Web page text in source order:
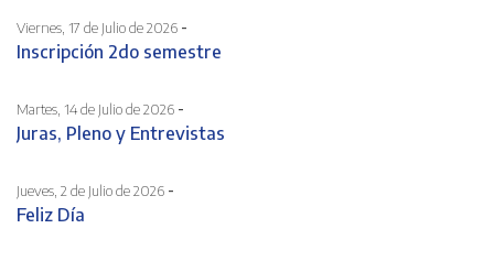
Viernes, 17 de Julio de 2026 -
Inscripción 2do semestre
Martes, 14 de Julio de 2026 -
Juras, Pleno y Entrevistas
Jueves, 2 de Julio de 2026 -
Feliz Día